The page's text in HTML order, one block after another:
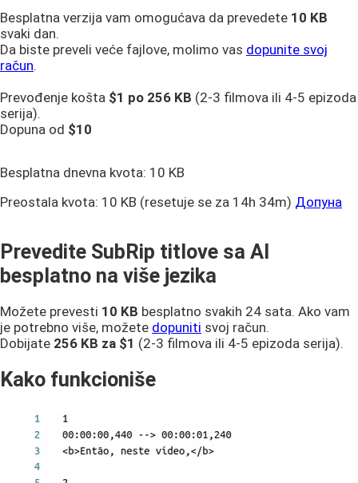
Besplatna verzija vam omogućava da prevedete 10 KB
svaki dan.
Da biste preveli veće fajlove, molimo vas dopunite svoj
račun.
Prevođenje košta $1 po 256 KB (2-3 filmova ili 4-5 epizoda
serija).
Dopuna od $10
Besplatna dnevna kvota: 10 KB
Preostala kvota: 10 KB (resetuje se za 14h 34m) Допуна
Prevedite SubRip titlove sa AI
besplatno na više jezika
Možete prevesti 10 KB besplatno svakih 24 sata. Ako vam
je potrebno više, možete dopuniti svoj račun.
Dobijate 256 KB za $1 (2-3 filmova ili 4-5 epizoda serija).
Kako funkcioniše